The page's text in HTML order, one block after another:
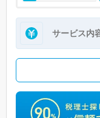
サービス内